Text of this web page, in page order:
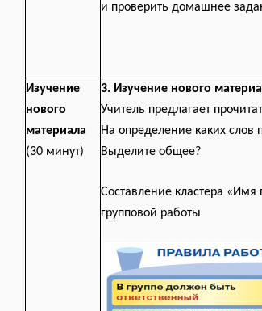
и проверить домашнее
Изучение
нового
материала
(30 минут)
3. Изучение нового
Учитель предлагает
На определение каких слов
Выделите общее?
Составление кластера «Имя
групповой работы